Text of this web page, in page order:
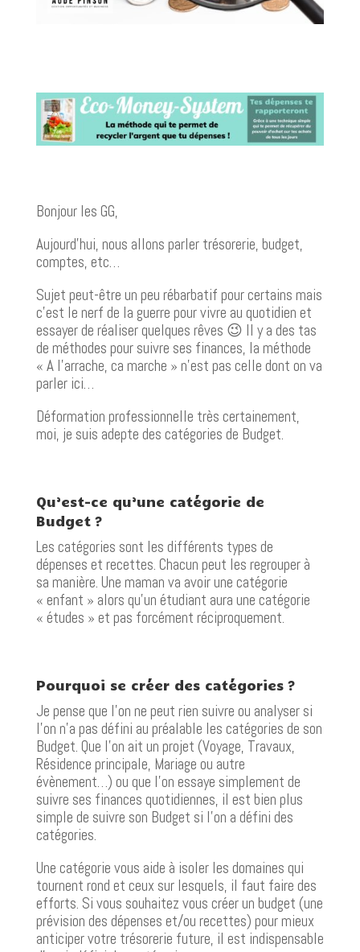
Bonjour les GG,
Aujourd’hui, nous allons parler trésorerie, budget,
comptes, etc…
Sujet peut-être un peu rébarbatif pour certains mais
c’est le nerf de la guerre pour vivre au quotidien et
essayer de réaliser quelques rêves 😉 Il y a des tas
de méthodes pour suivre ses finances, la méthode
« A l’arrache, ca marche » n’est pas celle dont on va
parler ici…
Déformation professionnelle très certainement,
moi, je suis adepte des catégories de Budget.
Qu’est-ce qu’une catégorie de
Budget ?
Les catégories sont les différents types de
dépenses et recettes. Chacun peut les regrouper à
sa manière. Une maman va avoir une catégorie
« enfant » alors qu’un étudiant aura une catégorie
« études » et pas forcément réciproquement.
Pourquoi se créer des catégories ?
Je pense que l’on ne peut rien suivre ou analyser si
l’on n’a pas défini au préalable les catégories de son
Budget. Que l’on ait un projet (Voyage, Travaux,
Résidence principale, Mariage ou autre
évènement…) ou que l’on essaye simplement de
suivre ses finances quotidiennes, il est bien plus
simple de suivre son Budget si l’on a défini des
catégories.
Une catégorie vous aide à isoler les domaines qui
tournent rond et ceux sur lesquels, il faut faire des
efforts. Si vous souhaitez vous créer un budget (une
prévision des dépenses et/ou recettes) pour mieux
anticiper votre trésorerie future, il est indispensable